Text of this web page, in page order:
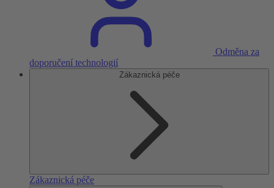
Odměna za
doporučení technologií
Zákaznická péče
Zákaznická péče